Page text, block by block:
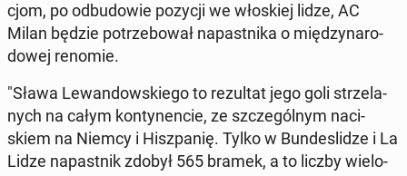
cjom, po od­bu­do­wie pozycji we wło­skiej lidze, AC
Milan będzie po­trze­bo­wał na­past­ni­ka o mię­dzy­na­ro­
do­wej renomie.
"Sława Le­wan­dow­skie­go to re­zul­tat jego goli strze­la­
nych na całym kon­ty­nen­cie, ze szcze­gól­nym na­ci­
skiem na Niemcy i Hisz­pa­nię. Tylko w Bun­de­sli­dze i La
Lidze na­past­nik zdobył 565 bramek, a to liczby wie­lo­